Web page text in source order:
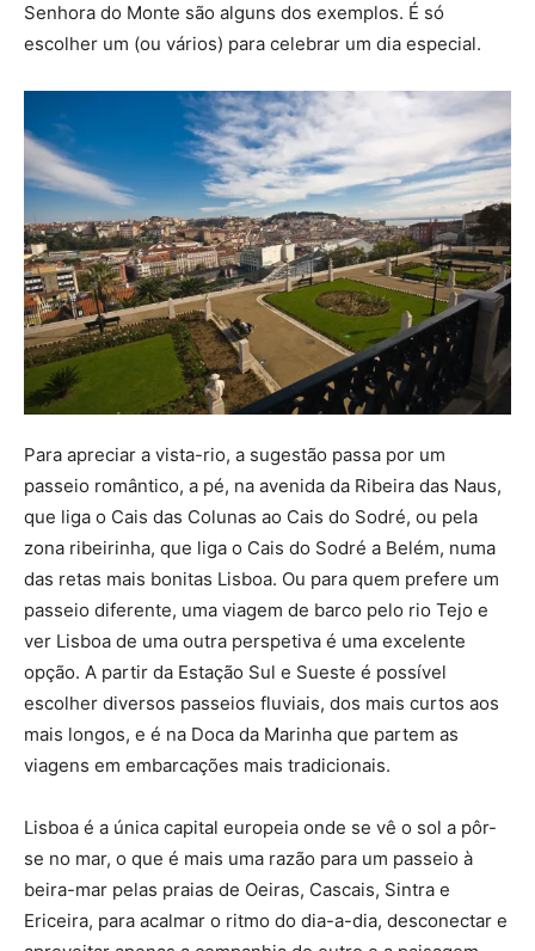
Senhora do Monte são alguns dos exemplos. É só
escolher um (ou vários) para celebrar um dia especial.
Para apreciar a vista-rio, a sugestão passa por um
passeio romântico, a pé, na avenida da Ribeira das Naus,
que liga o Cais das Colunas ao Cais do Sodré, ou pela
zona ribeirinha, que liga o Cais do Sodré a Belém, numa
das retas mais bonitas Lisboa. Ou para quem prefere um
passeio diferente, uma viagem de barco pelo rio Tejo e
ver Lisboa de uma outra perspetiva é uma excelente
opção. A partir da Estação Sul e Sueste é possível
escolher diversos passeios fluviais, dos mais curtos aos
mais longos, e é na Doca da Marinha que partem as
viagens em embarcações mais tradicionais.
Lisboa é a única capital europeia onde se vê o sol a pôr-
se no mar, o que é mais uma razão para um passeio à
beira-mar pelas praias de Oeiras, Cascais, Sintra e
Ericeira, para acalmar o ritmo do dia-a-dia, desconectar e